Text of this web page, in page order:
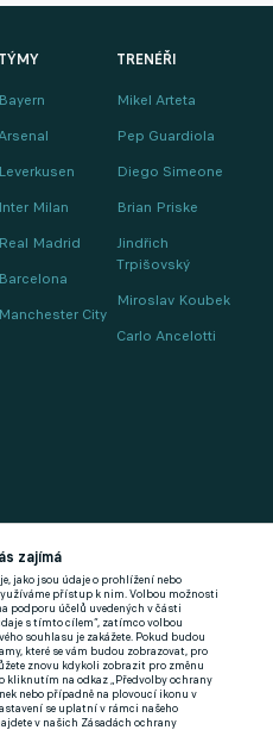
TÝMY
Bayern
Leverkusen
Inter Milan
Real Madrid
Barcelona
Manchester City
TRENÉŘI
Mikel Arteta
Pep Guardiola
Diego Simeone
Brian Priske
Jindřich
Trpišovský
Miroslav Koubek
Carlo Ancelotti
zajímá
jako jsou údaje o prohlížení nebo
přístup k nim. Volbou možnosti
podporu účelů uvedených v části
s tímto cílem“, zatímco volbou
souhlasu je zakážete. Pokud budou
které se vám budou zobrazovat, pro
znovu kdykoli zobrazit pro změnu
kliknutím na odkaz „Předvolby ochrany
nebo případně na plovoucí ikonu v
se uplatní v rámci našeho
v našich Zásadách ochrany